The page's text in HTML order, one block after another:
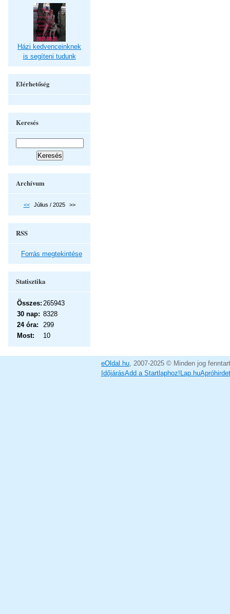
Házi kedvenceinknek
is segíteni tudunk
Elérhetőség
Keresés
Archívum
<< Július / 2025 >>
RSS
Forrás megtekintése
Statisztika
Most: 10
Összes: 265943
30 nap: 8328
24 óra:
299
eOldal.hu, 2007-2025 © Minden jog
IdőjárásAdd a Startlaphoz! Lap.hu